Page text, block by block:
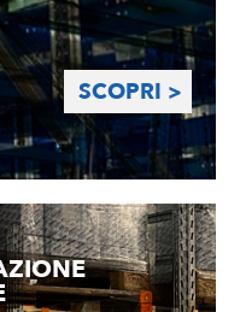
SCOPRI >